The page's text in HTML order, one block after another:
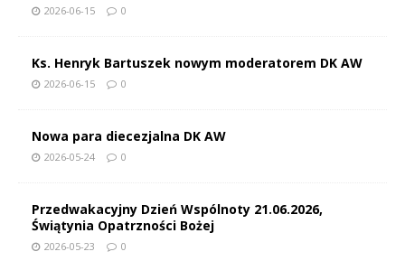
2026-06-15 0
Ks. Henryk Bartuszek nowym moderatorem DK AW
2026-06-15 0
Nowa para diecezjalna DK AW
2026-05-24 0
Przedwakacyjny Dzień Wspólnoty 21.06.2026,
Świątynia Opatrzności Bożej
2026-05-23 0